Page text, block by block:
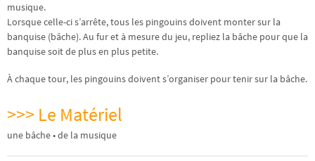
musique.
Lorsque celle-ci s’arrête, tous les pingouins doivent monter sur la
banquise (bâche). Au fur et à mesure du jeu, repliez la bâche pour que la
banquise soit de plus en plus petite.
À chaque tour, les pingouins doivent s’organiser pour tenir sur la bâche.
>>> Le Matériel
une bâche • de la musique